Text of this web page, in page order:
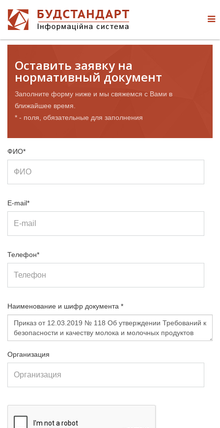
Оставить заявку на
нормативный документ
Заполните форму ниже и мы свяжемся с Вами в
ближайшее время.
* - поля, обязательные для заполнения
ФИО*
E-mail*
Телефон*
Наименование и шифр документа *
Организация